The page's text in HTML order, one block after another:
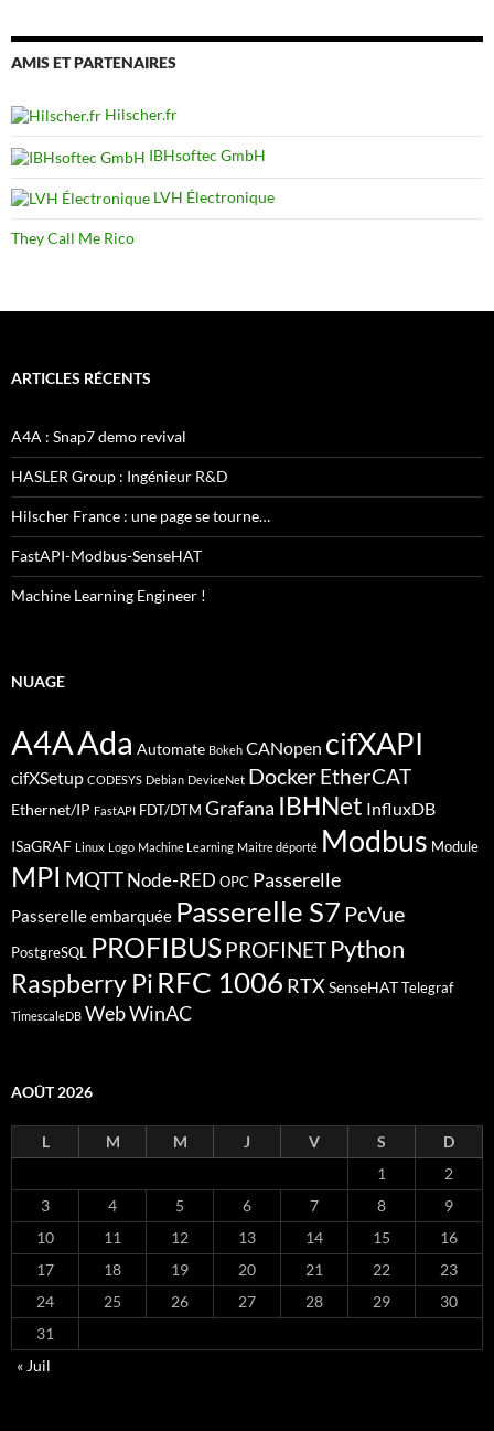
AMIS ET PARTENAIRES
Hilscher.fr
IBHsoftec GmbH
LVH Électronique
They Call Me Rico
ARTICLES RÉCENTS
A4A : Snap7 demo revival
HASLER Group : Ingénieur R&D
Hilscher France : une page se tourne…
FastAPI-Modbus-SenseHAT
Machine Learning Engineer !
NUAGE
A4AAda Automate Bokeh CANopen cifXAPI
cifXSetup CODESYS Debian DeviceNet DockerEtherCAT
Ethernet/IP FastAPI FDT/DTM Grafana IBHNet InfluxDB
ISaGRAF Linux Logo Machine Learning Maitre déporté Modbus Module
MPI MQTTNode-RED OPC Passerelle
Passerelle embarquée Passerelle S7 PcVue
PostgreSQL PROFIBUSPROFINET Python
Raspberry Pi RFC 1006 RTX SenseHATTelegraf
TimescaleDB WebWinAC
AOÛT 2026
L M M J V S
D
1
2
3
4 5 6 7 8
9
10
11 12 13 14 15
16
17
18 19 20 21 22
23
24
25 26 27 28 29
30
31
« Juil